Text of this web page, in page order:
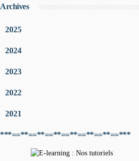
Archives
2025
2024
2023
2022
2021
***==**==**==**==**==**==**==***